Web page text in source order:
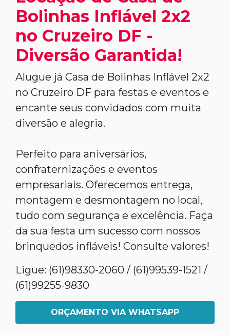
Bolinhas Inflável 2x2
no Cruzeiro DF -
Diversão Garantida!
Alugue já Casa de Bolinhas Inflável 2x2
no Cruzeiro DF para festas e eventos e
encante seus convidados com muita
diversão e alegria.
Perfeito para aniversários,
confraternizações e eventos
empresariais. Oferecemos entrega,
montagem e desmontagem no local,
tudo com segurança e excelência. Faça
da sua festa um sucesso com nossos
brinquedos infláveis! Consulte valores!
Ligue: (61)98330-2060 / (61)99539-1521 /
(61)99255-9830
ORÇAMENTO VIA WHATSAPP